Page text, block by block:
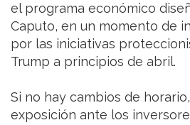
el programa económico
Caputo, en un momento de
por las iniciativas
Trump a principios de abril.
Si no hay cambios de
exposición ante los